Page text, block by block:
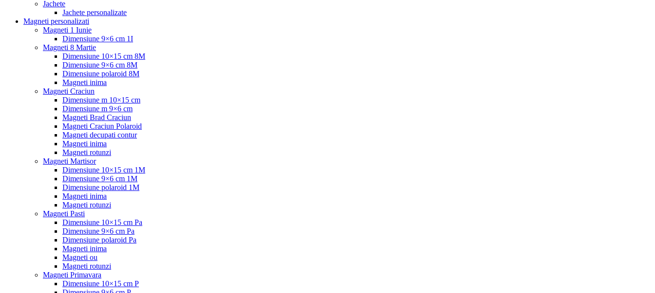
Jachete
Jachete personalizate
Magneti personalizati
Magneti 1 Iunie
Dimensiune 9×6 cm 1I
Magneti 8 Martie
Dimensiune 10×15 cm 8M
Dimensiune 9×6 cm 8M
Dimensiune polaroid 8M
Magneti inima
Magneti Craciun
Dimensiune m 10×15 cm
Dimensiune m 9×6 cm
Magneti Brad Craciun
Magneti Craciun Polaroid
Magneti decupati contur
Magneti inima
Magneti rotunzi
Magneti Martisor
Dimensiune 10×15 cm 1M
Dimensiune 9×6 cm 1M
Dimensiune polaroid 1M
Magneti inima
Magneti rotunzi
Magneti Pasti
Dimensiune 10×15 cm Pa
Dimensiune 9×6 cm Pa
Dimensiune polaroid Pa
Magneti inima
Magneti ou
Magneti rotunzi
Magneti Primavara
Dimensiune 10×15 cm P